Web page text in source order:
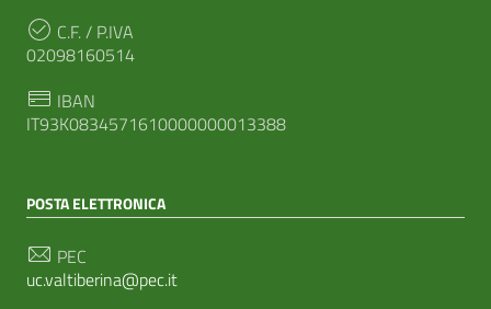
C.F. / P.IVA
02098160514
IBAN
IT93K0834571610000000013388
POSTA ELETTRONICA
PEC
uc.valtiberina@pec.it